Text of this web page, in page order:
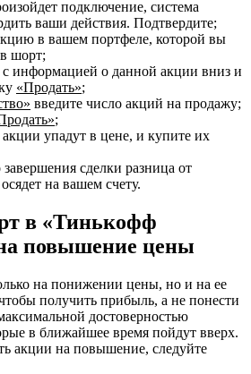
подключение, система
ваши действия. Подтвердите;
в вашем портфеле, которой вы
в шорт;
информацией о данной акции вниз и
«Продать»;
введите число акций на продажу;
;
упадут в цене, и купите их
сделки разница от
на вашем счету.
в «Тинькофф
повышение цены
на понижении цены, но и на ее
получить прибыль, а не понести
достоверностью
в ближайшее время пойдут вверх.
акции на повышение, следуйте